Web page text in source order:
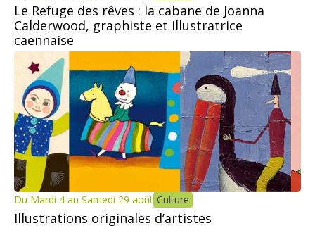
Le Refuge des rêves : la cabane de Joanna
Calderwood, graphiste et illustratrice
caennaise
Du Mardi 4 au Samedi 29 août Culture
Illustrations originales d’artistes